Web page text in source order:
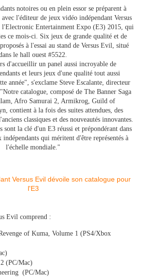
notoires ou en plein essor se préparent à
avec l'éditeur de jeux vidéo indépendant Versus
Entertainment Expo (E3) 2015, qui
ce mois-ci. Six jeux de grande qualité et de
à l'essai au stand de Versus Evil, situé
le hall ouest #5522.
d'accueillir un panel aussi incroyable de
et leurs jeux d'une qualité tout aussi
année", s'exclame Steve Escalante, directeur
catalogue, composé de The Banner Saga
Afro Samurai 2, Armikrog, Guild of
contient à la fois des suites attendues, des
classiques et des nouveautés innovantes.
sont la clé d'un E3 réussi et prépondérant dans
qui méritent d'être représentés à
l'échelle mondiale."
Evil comprend :
of Kuma, Volume 1 (PS4/Xbox
(PC/Mac)
(PC/Mac)